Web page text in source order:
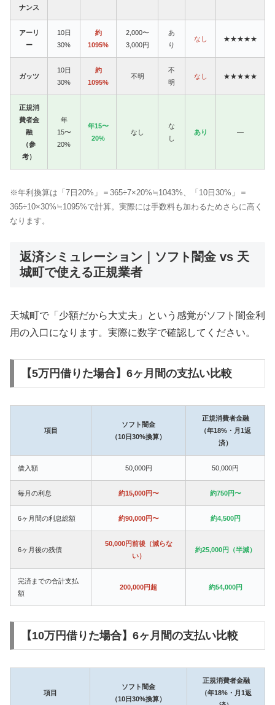
ナンス
アーリ
ー
10日
30%
約
1095%
2,000〜
3,000円
あ
り
なし ★★★★★
ガッツ
10日
30%
約
1095%
不明
不
明
なし ★★★★★
正規消
費者金
融
（参
考）
年
15〜
20%
年15〜
20%
なし
な
し
あり —
※年利換算は「7日20%」＝365÷7×20%≒1043%、「10日30%」＝
365÷10×30%≒1095%で計算。実際には手数料も加わるためさらに高く
なります。
返済シミュレーション｜ソフト闇金 vs 天
城町で使える正規業者
天城町で「少額だから大丈夫」という感覚がソフト闇金利
用の入口になります。実際に数字で確認してください。
【5万円借りた場合】6ヶ月間の支払い比較
項目
ソフト闇金
（10日30%換算）
正規消費者金融
（年18%・月1返
済）
借入額 50,000円 50,000円
毎月の利息 約15,000円〜 約750円〜
6ヶ月間の利息総額 約90,000円〜 約4,500円
6ヶ月後の残債
50,000円前後（減らな
い）
約25,000円（半減）
完済までの合計支払
額
200,000円超 約54,000円
【10万円借りた場合】6ヶ月間の支払い比較
項目
ソフト闇金
（10日30%換算）
正規消費者金融
（年18%・月1返